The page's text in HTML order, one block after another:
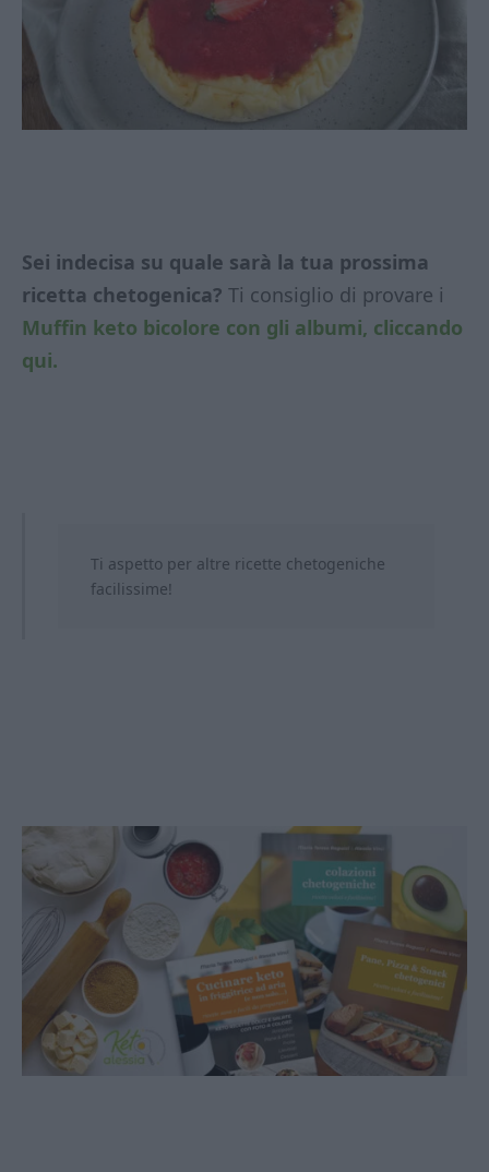
Sei indecisa su quale sarà la tua prossima
ricetta chetogenica? Ti consiglio di provare i
Muffin keto bicolore con gli albumi, cliccando
qui.
Ti aspetto per altre ricette chetogeniche
facilissime!